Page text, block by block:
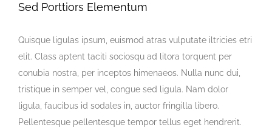
Sed Porttiors Elementum
Quisque ligulas ipsum, euismod atras vulputate iltricies etri
elit. Class aptent taciti sociosqu ad litora torquent per
conubia nostra, per inceptos himenaeos. Nulla nunc dui,
tristique in semper vel, congue sed ligula. Nam dolor
ligula, faucibus id sodales in, auctor fringilla libero.
Pellentesque pellentesque tempor tellus eget hendrerit.